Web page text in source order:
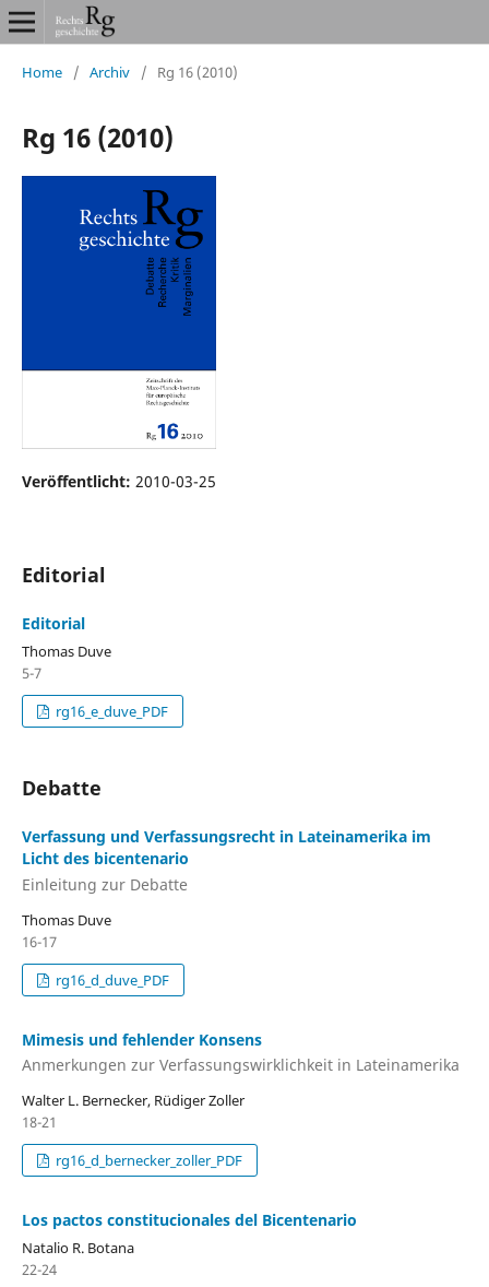
Home / Archiv / Rg 16 (2010)
Rg 16 (2010)
Veröffentlicht: 2010-03-25
Editorial
Editorial
Thomas Duve
5-7
rg16_e_duve_PDF
Debatte
Verfassung und Verfassungsrecht in Lateinamerika im
Licht des bicentenario
Einleitung zur Debatte
Thomas Duve
16-17
rg16_d_duve_PDF
Mimesis und fehlender Konsens
Anmerkungen zur Verfassungswirklichkeit in Lateinamerika
Walter L. Bernecker, Rüdiger Zoller
18-21
rg16_d_bernecker_zoller_PDF
Los pactos constitucionales del Bicentenario
Natalio R. Botana
22-24